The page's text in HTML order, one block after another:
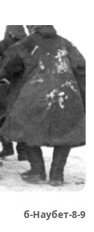
8-9-б-Наубет